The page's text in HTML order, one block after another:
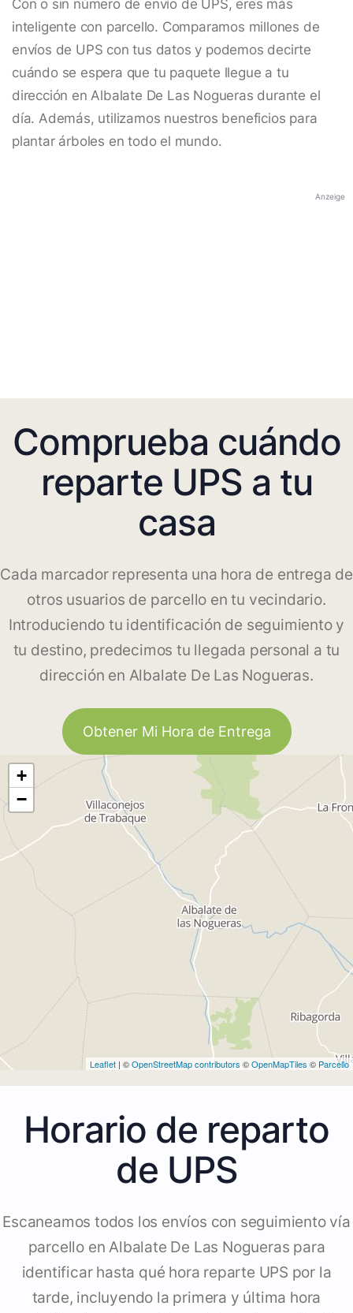
Con o sin número de envío de UPS, eres más
inteligente con parcello. Comparamos millones de
envíos de UPS con tus datos y podemos decirte
cuándo se espera que tu paquete llegue a tu
dirección en Albalate De Las Nogueras durante el
día. Además, utilizamos nuestros beneficios para
plantar árboles en todo el mundo.
Anzeige
Comprueba cuándo
reparte UPS a tu
casa
Cada marcador representa una hora de entrega de
otros usuarios de parcello en tu vecindario.
Introduciendo tu identificación de seguimiento y
tu destino, predecimos tu llegada personal a tu
dirección en Albalate De Las Nogueras.
Obtener Mi Hora de Entrega
+
−
Leaflet | ©OpenStreetMap contributors ©OpenMapTiles © Parcello
Horario de reparto
de UPS
Escaneamos todos los envíos con seguimiento vía
parcello en Albalate De Las Nogueras para
identificar hasta qué hora reparte UPS por la
tarde, incluyendo la primera y última hora